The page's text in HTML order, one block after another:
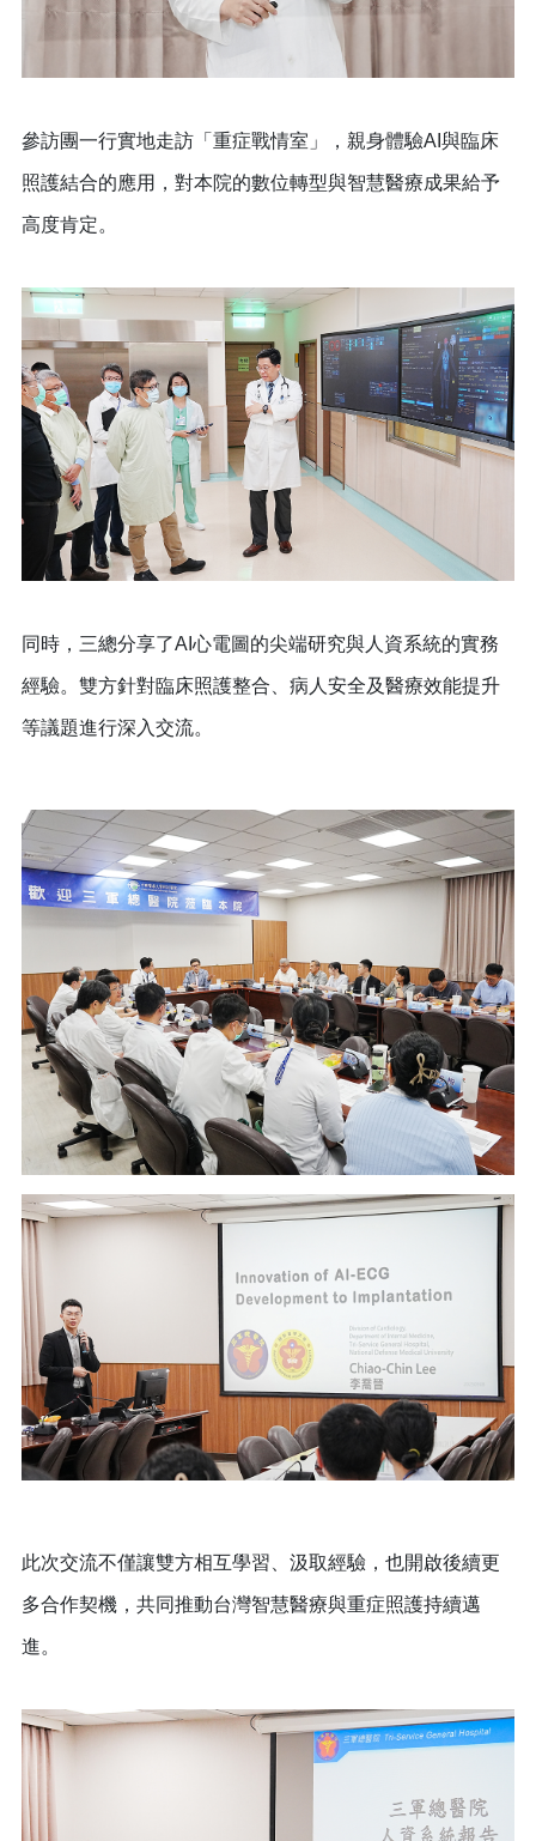
參訪團一行實地走訪「重症戰情室」，親身體驗AI與臨床
照護結合的應用，對本院的數位轉型與智慧醫療成果給予
高度肯定。
同時，三總分享了AI心電圖的尖端研究與人資系統的實務
經驗。雙方針對臨床照護整合、病人安全及醫療效能提升
等議題進行深入交流。
此次交流不僅讓雙方相互學習、汲取經驗，也開啟後續更
多合作契機，共同推動台灣智慧醫療與重症照護持續邁
進。